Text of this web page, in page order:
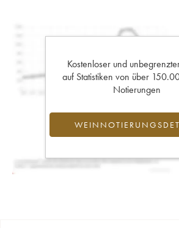
Kostenloser und
auf Statistiken von über
Notierungen